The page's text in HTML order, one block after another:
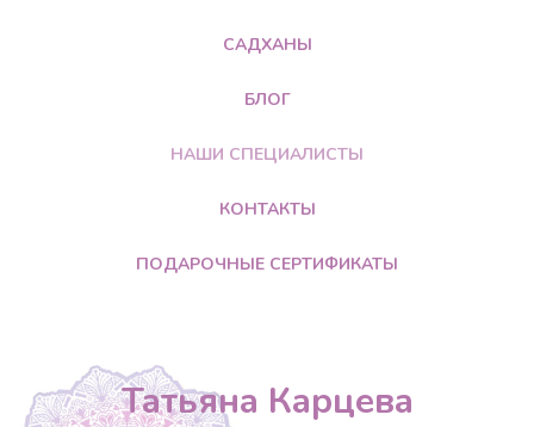
САДХАНЫ
БЛОГ
НАШИ СПЕЦИАЛИСТЫ
КОНТАКТЫ
ПОДАРОЧНЫЕ СЕРТИФИКАТЫ
Татьяна Карцева